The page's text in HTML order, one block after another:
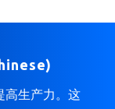
高生产力。这